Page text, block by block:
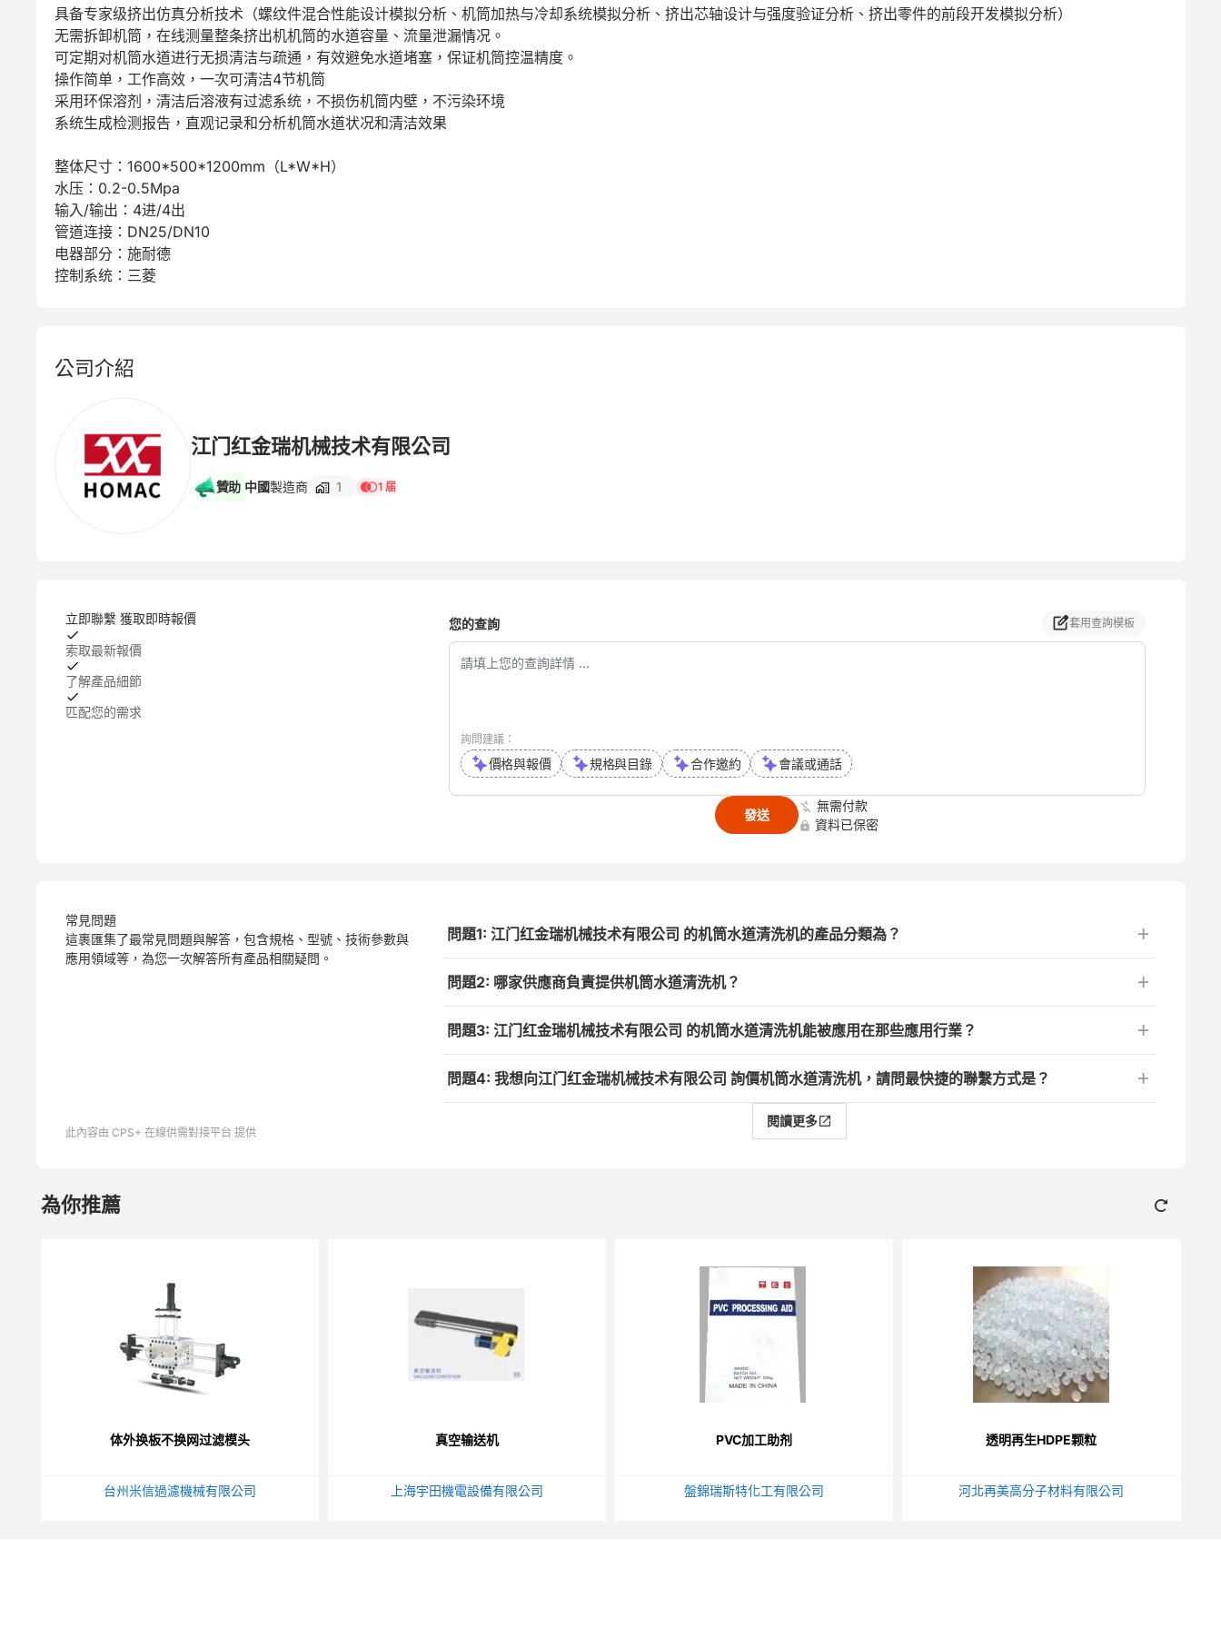
具备专家级挤出仿真分析技术（螺纹件混合性能设计模拟分析、机筒加热与冷却系统模拟分析、挤出芯轴设计与强度验证分析、挤出零件的前段开发模拟分析）
无需拆卸机筒，在线测量整条挤出机机筒的水道容量、流量泄漏情况。
可定期对机筒水道进行无损清洁与疏通，有效避免水道堵塞，保证机筒控温精度。
操作简单，工作高效，一次可清洁4节机筒
采用环保溶剂，清洁后溶液有过滤系统，不损伤机筒内壁，不污染环境
系统生成检测报告，直观记录和分析机筒水道状况和清洁效果
整体尺寸：1600*500*1200mm（L*W*H）
水压：0.2-0.5Mpa
输入/输出：4进/4出
管道连接：DN25/DN10
电器部分：施耐德
控制系统：三菱
公司介紹
江门红金瑞机械技术有限公司
贊助 中國製造商 1 1 届
立即聯繫 獲取即時報價
索取最新報價
了解產品細節
匹配您的需求
您的查詢 套用查詢模板
詢問建議：
價格與報價 規格與目錄 合作邀約 會議或通話
發送
無需付款
資料已保密
常見問題
這裹匯集了最常見問題與解答，包含規格、型號、技術參數與
應用領域等，為您一次解答所有產品相關疑問。
問題1: 江门红金瑞机械技术有限公司 的机筒水道清洗机的產品分類為？
問題2: 哪家供應商負責提供机筒水道清洗机？
問題3: 江门红金瑞机械技术有限公司 的机筒水道清洗机能被應用在那些應用行業？
問題4: 我想向江门红金瑞机械技术有限公司 詢價机筒水道清洗机，請問最快捷的聯繫方式是？
閱讀更多
此內容由 CPS+ 在線供需對接平台 提供
為你推薦
体外换板不换网过滤模头
台州米信過濾機械有限公司
真空输送机
上海宇田機電設備有限公司
PVC加工助剂
盤錦瑞斯特化工有限公司
透明再生HDPE颗粒
河北再美高分子材料有限公司